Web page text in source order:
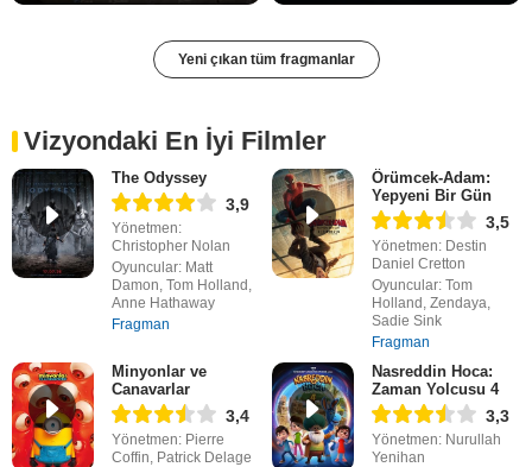
Yeni çıkan tüm fragmanlar
Vizyondaki En İyi Filmler
The Odyssey
3,9
Yönetmen:
Christopher Nolan
Oyuncular: Matt
Damon, Tom Holland,
Anne Hathaway
Fragman
Örümcek-Adam:
Yepyeni Bir Gün
3,5
Yönetmen: Destin
Daniel Cretton
Oyuncular: Tom
Holland, Zendaya,
Sadie Sink
Fragman
Minyonlar ve
Canavarlar
3,4
Yönetmen: Pierre
Coffin, Patrick Delage
Nasreddin Hoca:
Zaman Yolcusu 4
3,3
Yönetmen: Nurullah
Yenihan